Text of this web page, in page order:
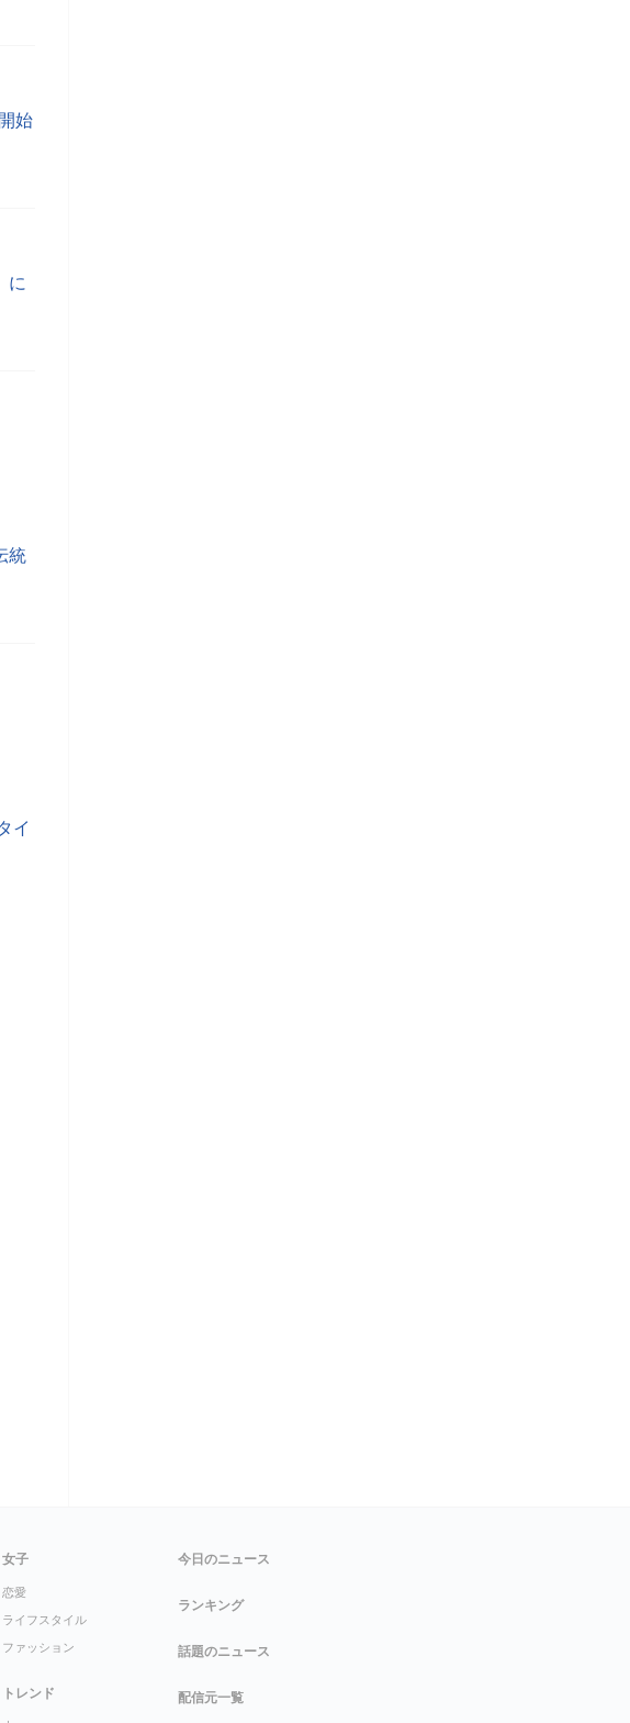
始
に
統
イ
女子
恋愛
ライフスタイル
ファッション
トレンド
今日のニュース
ランキング
話題のニュース
配信元一覧